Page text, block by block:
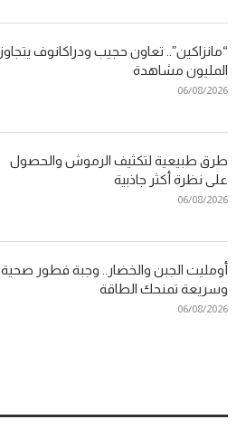
“مانزاكين”.. تعاون حجيب ودراكانوف يتجاوز
المليون مشاهدة
06/08/2026
طرق طبيعية لتكثيف الرموش والحصول
على نظرة أكثر جاذبية
06/08/2026
أومليت الجبن والخضار.. وجبة فطور صحية
وسريعة تمنحك الطاقة
06/08/2026